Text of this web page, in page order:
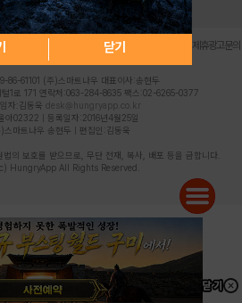
닫기
PC버전 전체앱
불법촬영물 신고센터 제휴광고문의
86-61101 (주)스마트나우 대표이사:송현두
털1로 171 연락처:063-284-8635 팩스:02-6265-0377
자:김동욱 desk@hungryapp.co.kr
아02322 | 등록일자:2016년4월25일
스마트나우 송현두 | 편집인:김동욱
의 보호를 받으므로, 무단 전재, 복사, 배포 등을 금합니다.
HungryApp All Rights Reserved.